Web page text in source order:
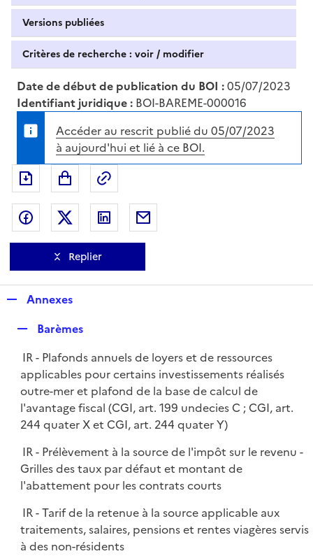
Versions publiées
Critères de recherche : voir / modifier
Date de début de publication du BOI :05/07/2023
Identifiant juridique : BOI-BAREME-000016
Accéder au rescrit publié du 05/07/2023
à aujourd'hui et lié à ce BOI.
Exporter le document au format pdf
Partager sur Facebook
Partager sur Twitter
Partager sur LinkedIn
Replier
p
e
r
Annexes
p
l
i
e
r
Barèmes
IR - Plafonds annuels de loyers et de ressources
applicables pour certains investissements réalisés
outre-mer et plafond de la base de calcul de
l'avantage fiscal (CGI, art. 199 undecies C ; CGI, art.
244 quater X et CGI, art. 244 quater Y)
IR - Prélèvement à la source de l'impôt sur le revenu -
Grilles des taux par défaut et montant de
l'abattement pour les contrats courts
IR - Tarif de la retenue à la source applicable aux
traitements, salaires, pensions et rentes viagères servis
à des non-résidents